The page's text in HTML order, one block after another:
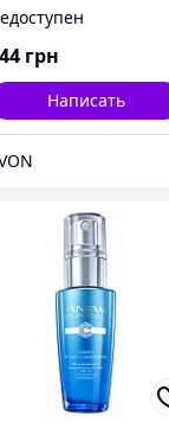
Ейвон, 73022
грн
Написать